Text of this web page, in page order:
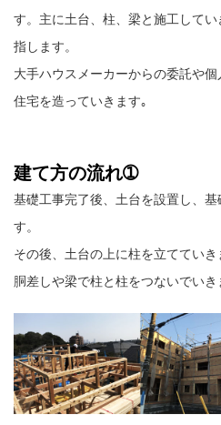
す。主に土台、柱、梁と施工して
指します。
大手ハウスメーカーからの委託や
住宅を造っていきます｡
建て方の流れ➀
基礎工事完了後、土台を設置し、
す。
その後、土台の上に柱を立てていき
胴差しや梁で柱と柱をつないでいき